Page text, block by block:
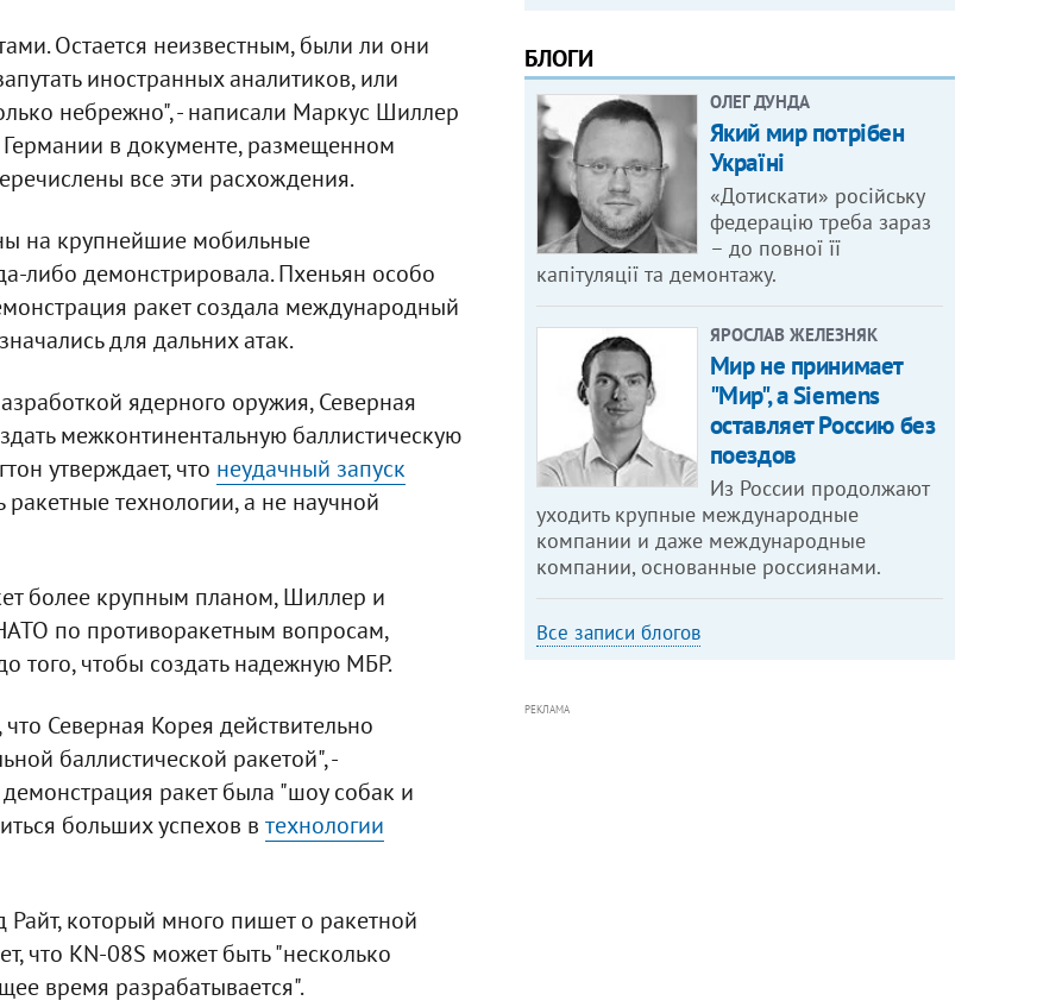
Остается неизвестным, были ли они
иностранных аналитиков, или
небрежно", - написали Маркус Шиллер
в документе, размещенном
все эти расхождения.
на крупнейшие мобильные
либо демонстрировала. Пхеньян особо
ракет создала международный
для дальних атак.
ядерного оружия, Северная
межконтинентальную баллистическую
утверждает, что неудачный запуск
технологии, а не научной
более крупным планом, Шиллер и
по противоракетным вопросам,
того, чтобы создать надежную МБР.
Северная Корея действительно
баллистической ракетой", -
ракет была "шоу собак и
больших успехов в технологии
который много пишет о ракетной
что KN-08S может быть "несколько
время разрабатывается".
БЛОГИ
ОЛЕГ ДУНДА
Який мир потрібен
Україні
«Дотискати» російську
федерацію треба зараз
– до повної її
капітуляції та демонтажу.
ЯРОСЛАВ ЖЕЛЕЗНЯК
Мир не принимает
"Мир", а Siemens
оставляет Россию без
поездов
Из России продолжают
уходить крупные международные
компании и даже международные
компании, основанные россиянами.
Все записи блогов
РЕКЛАМА